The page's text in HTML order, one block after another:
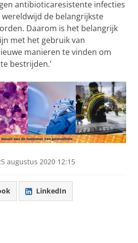
antibioticaresistente infecties
de belangrijkste
Daarom is het belangrijk
met het gebruik van
manieren te vinden om
bestrijden.’
augustus 2020 12:15
LinkedIn